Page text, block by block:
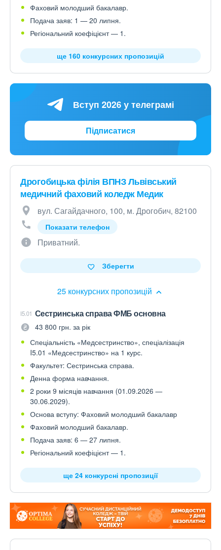
Фаховий молодший бакалавр.
Подача заяв: 1 — 20 липня.
Регіональний коефіцієнт — 1.
ще 160 конкурсних пропозицій
Вступ 2026 у телеграмі
Підписатися
Дрогобицька філія ВПНЗ Львівський
медичний фаховий коледж Медик
вул. Сагайдачного, 100, м. Дрогобич, 82100
Показати телефон
Приватний.
25 конкурсних пропозицій
Зберегти
I5.01 Сестринська справа ФМБ основна
43 800 грн. за рік
Спеціальність «Медсестринство», спеціалізація
I5.01 «Медсестринство» на 1 курс.
Факультет: Сестринська справа.
Денна форма навчання.
2 роки 9 місяців навчання (01.09.2026 —
30.06.2029).
Основа вступу: Фаховий молодший бакалавр
Фаховий молодший бакалавр.
Подача заяв: 6 — 27 липня.
Регіональний коефіцієнт — 1.
ще 24 конкурсні пропозиції